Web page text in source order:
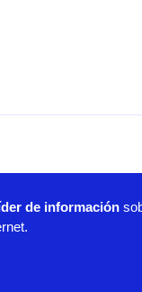
de información